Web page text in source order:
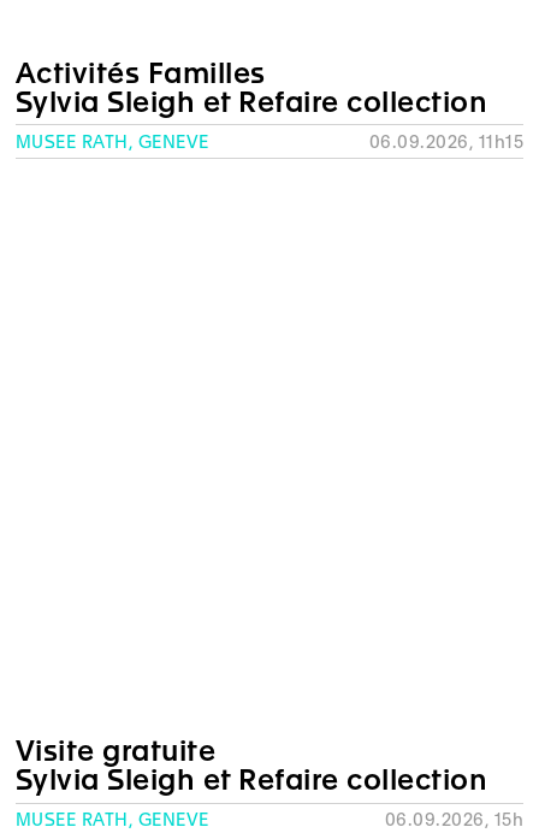
Activités Familles
Sylvia Sleigh et Refaire collection
MUSÉE RATH, GENÈVE 06.09.2026, 11h15
Visite gratuite
Sylvia Sleigh et Refaire collection
MUSÉE RATH, GENÈVE 06.09.2026, 15h